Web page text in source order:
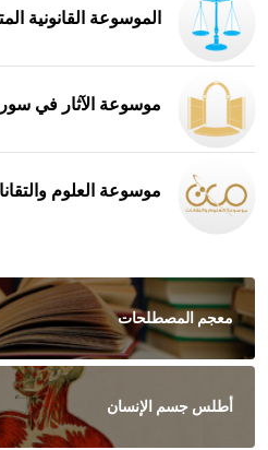
الموسوعة القانونية
موسوعة الآثار في
موسوعة العلوم
معجم المصطلحات
أطلس جسم الإنسان